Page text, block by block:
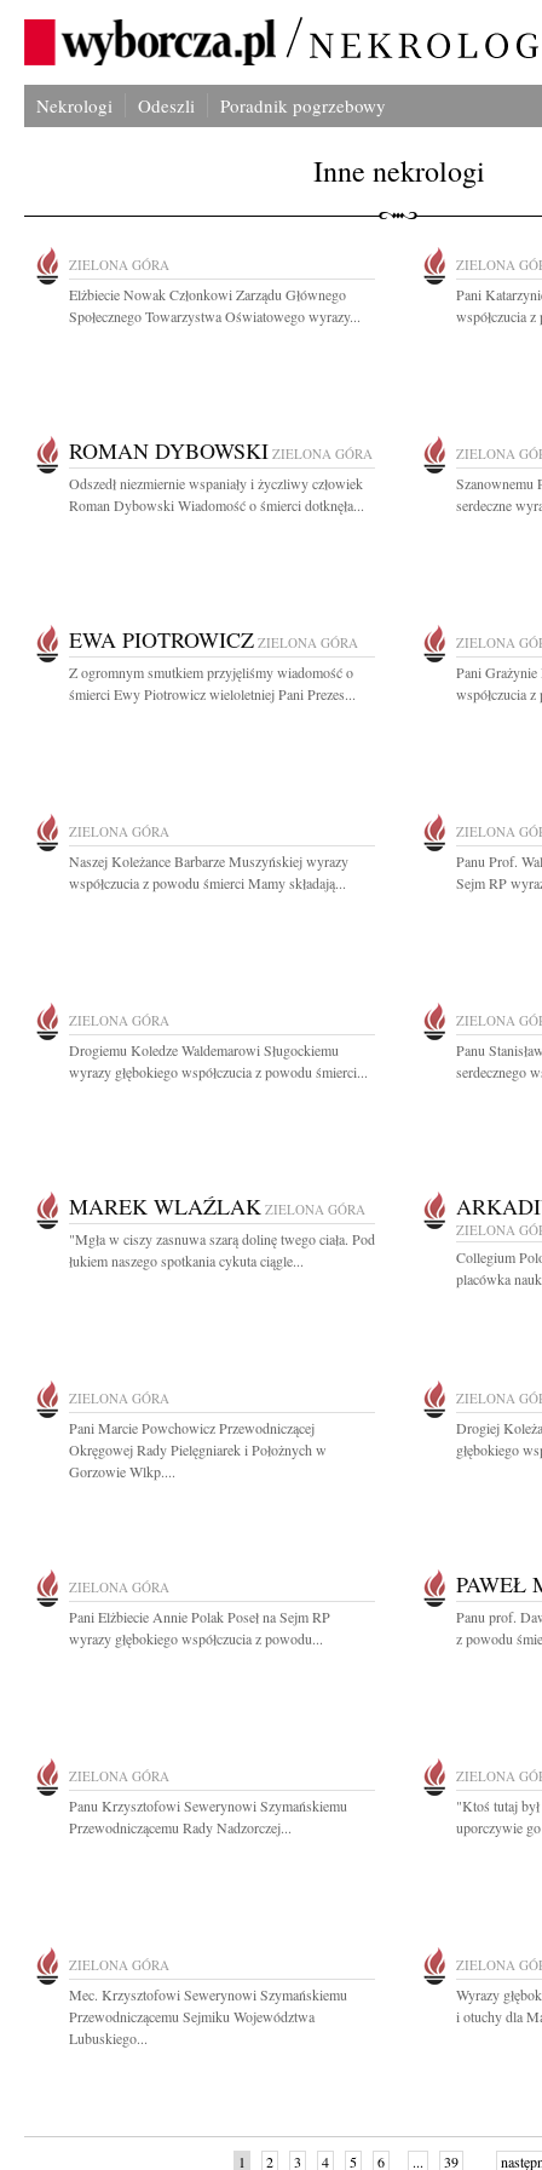
Nekrologi Odeszli Poradnik pogrzebowy
Inne nekrologi
ZIELONA GÓRA
Elżbiecie Nowak Członkowi Zarządu Głównego
Społecznego Towarzystwa Oświatowego wyrazy...
ZIELONA
Pani
współczucia
ROMAN DYBOWSKI ZIELONA GÓRA
Odszedł niezmiernie wspaniały i życzliwy człowiek
Roman Dybowski Wiadomość o śmierci dotknęła...
ZIELONA
Szanownemu
serdeczne
EWA PIOTROWICZ ZIELONA GÓRA
Z ogromnym smutkiem przyjęliśmy wiadomość o
śmierci Ewy Piotrowicz wieloletniej Pani Prezes...
ZIELONA
Pani Grażynie
współczucia
ZIELONA GÓRA
Naszej Koleżance Barbarze Muszyńskiej wyrazy
współczucia z powodu śmierci Mamy składają...
ZIELONA
Panu Prof.
Sejm RP
ZIELONA GÓRA
Drogiemu Koledze Waldemarowi Sługockiemu
wyrazy głębokiego współczucia z powodu śmierci...
ZIELONA
Panu
serdecznego
MAREK WLAŹLAK ZIELONA GÓRA
"Mgła w ciszy zasnuwa szarą dolinę twego ciała. Pod
łukiem naszego spotkania cykuta ciągle...
ZIELONA
Collegium
placówka
ZIELONA GÓRA
Pani Marcie Powchowicz Przewodniczącej
Okręgowej Rady Pielęgniarek i Położnych w
Gorzowie Wlkp....
ZIELONA
Drogiej
głębokiego
ZIELONA GÓRA
Pani Elżbiecie Annie Polak Poseł na Sejm RP
wyrazy głębokiego współczucia z powodu...
PAWEŁ
Panu prof.
z powodu
ZIELONA GÓRA
Panu Krzysztofowi Sewerynowi Szymańskiemu
Przewodniczącemu Rady Nadzorczej...
ZIELONA
"Ktoś tutaj
uporczywie
ZIELONA GÓRA
Mec. Krzysztofowi Sewerynowi Szymańskiemu
Przewodniczącemu Sejmiku Województwa
Lubuskiego...
ZIELONA
Wyrazy
i otuchy dla
1 2 3 4 5 6 ... 39